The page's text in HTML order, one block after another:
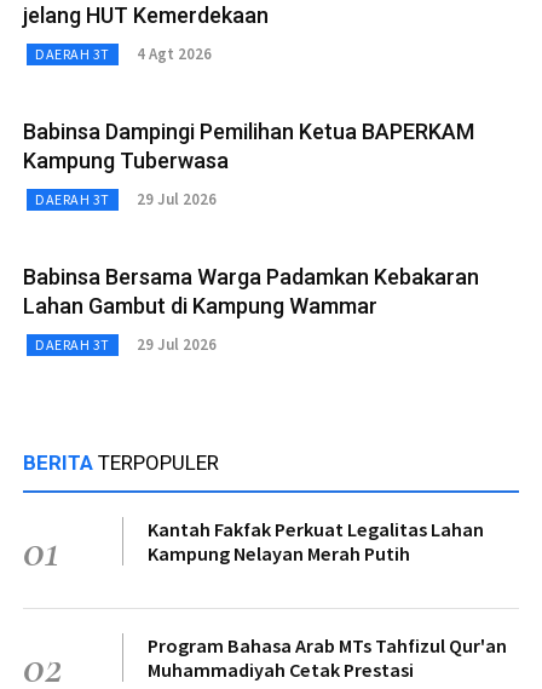
jelang HUT Kemerdekaan
DAERAH 3T 4 Agt 2026
Babinsa Dampingi Pemilihan Ketua BAPERKAM
Kampung Tuberwasa
DAERAH 3T 29 Jul 2026
Babinsa Bersama Warga Padamkan Kebakaran
Lahan Gambut di Kampung Wammar
DAERAH 3T 29 Jul 2026
BERITA TERPOPULER
01
Kantah Fakfak Perkuat Legalitas Lahan
Kampung Nelayan Merah Putih
02
Program Bahasa Arab MTs Tahfizul Qur'an
Muhammadiyah Cetak Prestasi